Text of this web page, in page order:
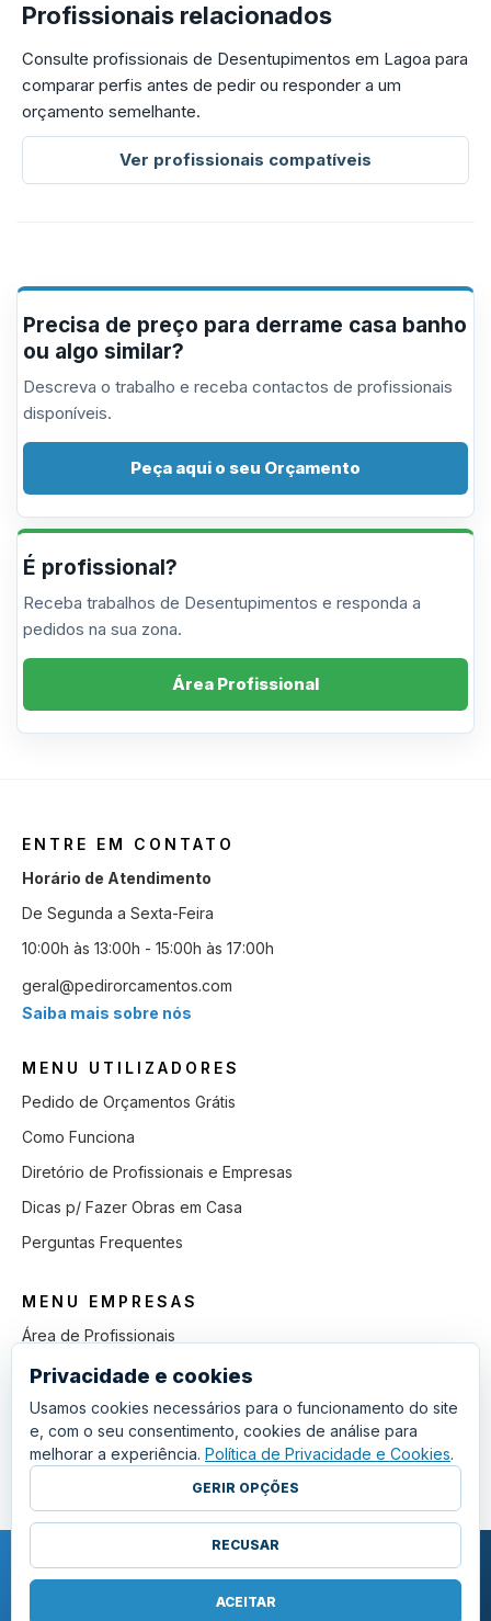
Profissionais relacionados
Consulte profissionais de Desentupimentos em Lagoa para
comparar perfis antes de pedir ou responder a um
orçamento semelhante.
Ver profissionais compatíveis
Precisa de preço para derrame casa banho
ou algo similar?
Descreva o trabalho e receba contactos de profissionais
disponíveis.
Peça aqui o seu Orçamento
É profissional?
Receba trabalhos de Desentupimentos e responda a
pedidos na sua zona.
Área Profissional
ENTRE EM CONTATO
Horário de Atendimento
De Segunda a Sexta-Feira
10:00h às 13:00h - 15:00h às 17:00h
geral@pedirorcamentos.com
Saiba mais sobre nós
MENU UTILIZADORES
Pedido de Orçamentos Grátis
Como Funciona
Diretório de Profissionais e Empresas
Dicas p/ Fazer Obras em Casa
Perguntas Frequentes
MENU EMPRESAS
Área de Profissionais
Como Funciona
Lista de Pedidos em Aberto
Como Ganhar mais Obras
Perguntas Frequentes
COPYRIGHT © 2011 - 2026 SGSI. TODOS OS DIREITOS RESERVADOS.
POLÍTICA DE PRIVACIDADE E COOKIES
Privacidade e cookies
Usamos cookies necessários para o funcionamento do site
e, com o seu consentimento, cookies de análise para
melhorar a experiência. Política de Privacidade e Cookies.
GERIR OPÇÕES
RECUSAR
ACEITAR